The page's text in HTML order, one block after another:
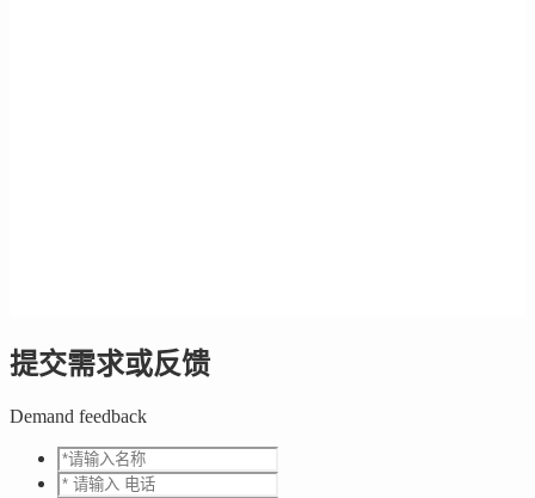
提交需求或反馈
Demand feedback